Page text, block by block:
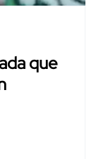
que